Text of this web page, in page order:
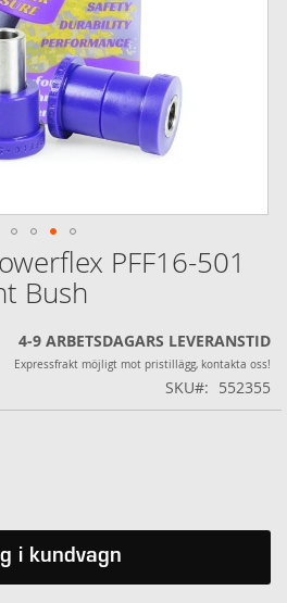
PFF16-501
Bush
4-9 ARBETSDAGARS LEVERANSTID
Expressfrakt möjligt mot pristillägg, kontakta oss!
SKU 552355
i kundvagn